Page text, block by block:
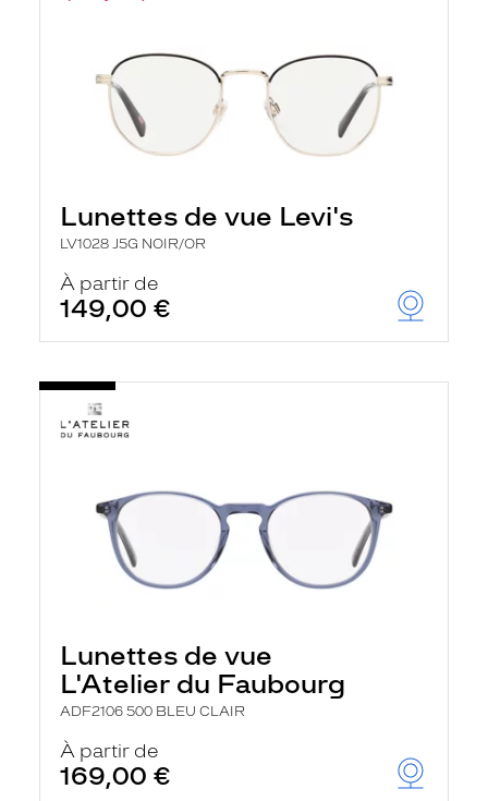
Lunettes de vue Levi's
LV1028 J5G NOIR/OR
À partir de
149,00 €
Lunettes de vue
L'Atelier du Faubourg
ADF2106 500 BLEU CLAIR
À partir de
169,00 €